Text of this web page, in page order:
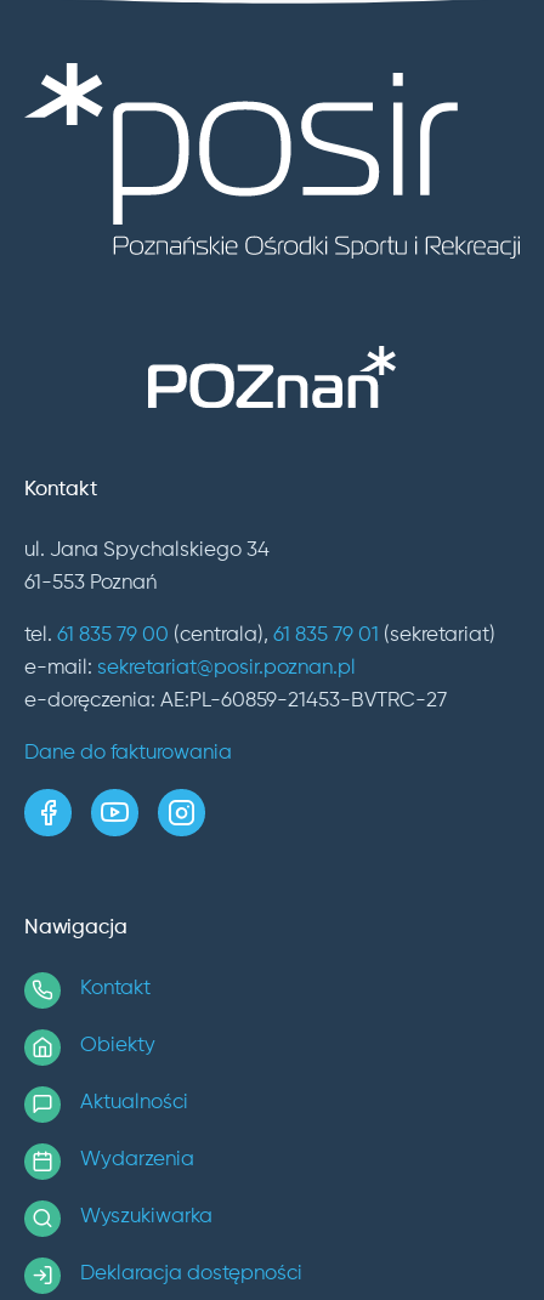
Kontakt
ul. Jana Spychalskiego 34
61-553 Poznań
tel. 61 835 79 00 (centrala), 61 835 79 01 (sekretariat)
e-mail: sekretariat@posir.poznan.pl
e-doręczenia: AE:PL-60859-21453-BVTRC-27
Dane do fakturowania
strona w serwisie Facebook
kanał w serwisie YouTube
profil w serwisie Instagram
Nawigacja
Kontakt
Obiekty
Aktualności
Wydarzenia
Wyszukiwarka
Deklaracja dostępności